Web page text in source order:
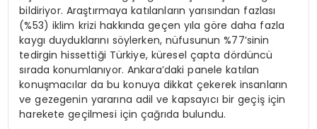
bildiriyor. Araştırmaya katılanların yarısından fazlası
(%53) iklim krizi hakkında geçen yıla göre daha fazla
kaygı duyduklarını söylerken, nüfusunun %77’sinin
tedirgin hissettiği Türkiye, küresel çapta dördüncü
sırada konumlanıyor. Ankara’daki panele katılan
konuşmacılar da bu konuya dikkat çekerek insanların
ve gezegenin yararına adil ve kapsayıcı bir geçiş için
harekete geçilmesi için çağrıda bulundu.